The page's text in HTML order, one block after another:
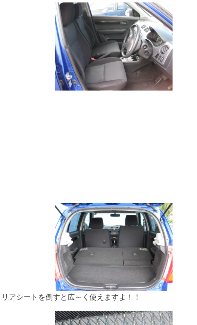
アシートを倒すと広～く使えますよ！！